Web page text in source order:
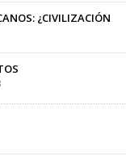
¿CIVILIZACIÓN